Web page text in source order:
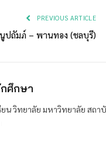
PREVIOUS ARTICLE
ปถัมภ์ – พานทอง (ชลบุรี)
ศึกษา
รียน วิทยาลัย มหาวิทยาลัย ส